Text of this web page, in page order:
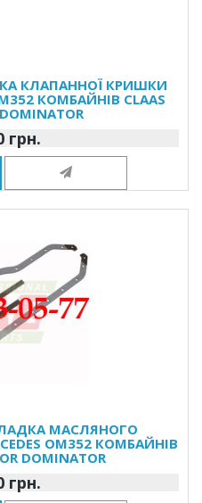
КЛАПАННОЇ КРИШКИ
КОМБАЙНІВ CLAAS
грн.
МАСЛЯНОГО
OM352 КОМБАЙНІВ
DOMINATOR
грн.